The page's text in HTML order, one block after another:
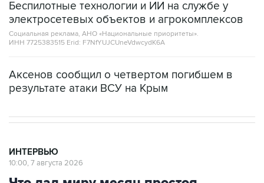
Беспилотные технологии и ИИ на службе у
электросетевых объектов и агрокомплексов
Социальная реклама, АНО «Национальные приоритеты».
ИНН 7725383515 Erid: F7NfYUJCUneVdwcydK6A
Аксенов сообщил о четвертом погибшем в
результате атаки ВСУ на Крым
ИНТЕРВЬЮ
10:00, 7 августа 2026